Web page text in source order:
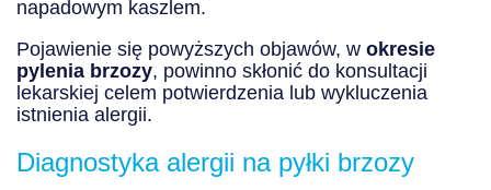
napadowym kaszlem.
Pojawienie się powyższych objawów, w okresie
pylenia brzozy, powinno skłonić do konsultacji
lekarskiej celem potwierdzenia lub wykluczenia
istnienia alergii.
Diagnostyka alergii na pyłki brzozy